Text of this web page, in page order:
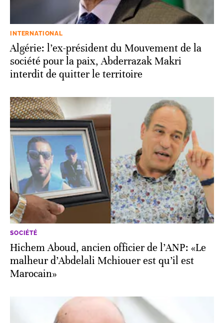
INTERNATIONAL
Algérie: l’ex-président du Mouvement de la
société pour la paix, Abderrazak Makri
interdit de quitter le territoire
SOCIÉTÉ
Hichem Aboud, ancien officier de l’ANP: «Le
malheur d’Abdelali Mchiouer est qu’il est
Marocain»